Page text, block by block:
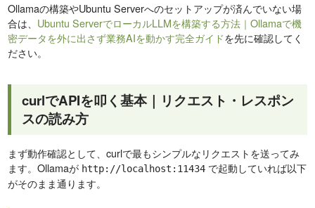
Ollamaの構築やUbuntu Serverへのセットアップが済んでいない場
合は、 Ubuntu ServerでローカルLLMを構築する方法｜Ollamaで機
密データを外に出さず業務AIを動かす完全ガイドを先に確認してく
ださい。
curlでAPIを叩く基本｜リクエスト・レスポン
スの読み方
まず動作確認として、curlで最もシンプルなリクエストを送ってみ
ます。Ollamaが http://localhost:11434 で起動していれば以下
がそのまま通ります。